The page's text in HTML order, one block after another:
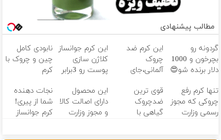
مطالب پیشنهادی
گردونه رو
بچرخون و 1000
دلار برنده شو😍
این کرم ضد
چروک
آلمانی،جای
پر میکنه!
تخفیف تا
امشب
این کرم جوانساز
کلاژن سازی
پوست رو 3برابر
🔥
نابودی کامل
چین و چروک با
کرم
تنها کرم رفع
چروکی که مجوز
رسمی وزارت
قوی ترین
ضدچروک
گیاهی با
این محصول
دارای اصالت کالا
و مجوز وزارت
نجات دهنده
شما از پیری!
کرم جوانساز